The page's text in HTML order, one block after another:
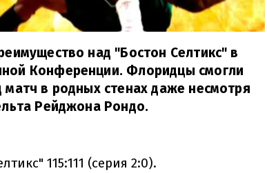
над "Бостон Селтикс" в
Конференции. Флоридцы смогли
матч в родных стенах даже несмотря
Рейджона Рондо.
115:111 (серия 2:0).